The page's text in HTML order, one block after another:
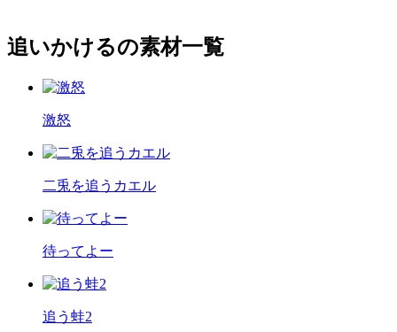
追いかけるの素材一覧
激怒
二兎を追うカエル
待ってよー
追う蛙2